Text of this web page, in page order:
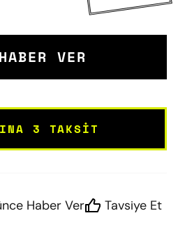
VER
3 TAKSIT
Haber Ver
Tavsiye Et